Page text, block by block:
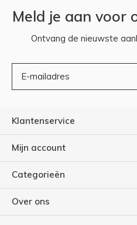
Meld je aan voor
Ontvang de nieuwste
Klantenservice
Mijn account
Categorieën
Over ons